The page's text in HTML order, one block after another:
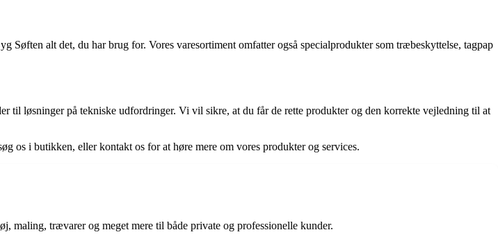
alt det, du har brug for. Vores varesortiment omfatter også specialprodukter som træbeskyttelse, tagpap
til løsninger på tekniske udfordringer. Vi vil sikre, at du får de rette produkter og den korrekte vejledning til at
os i butikken, eller kontakt os for at høre mere om vores produkter og services.
maling, trævarer og meget mere til både private og professionelle kunder.